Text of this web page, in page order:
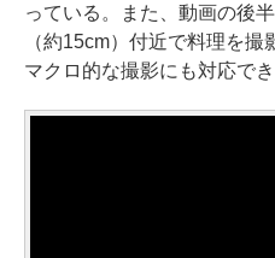
っている。また、動画の後
（約15cm）付近で料理を
マクロ的な撮影にも対応でき